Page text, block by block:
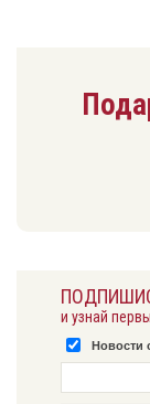
и узнай
Новости